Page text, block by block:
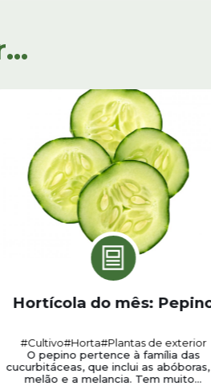
Hortícola do mês:
#Cultivo#Horta#Plantas de exterior
O pepino pertence à família das
cucurbitáceas, que inclui as
melão e a melancia. Tem muito...